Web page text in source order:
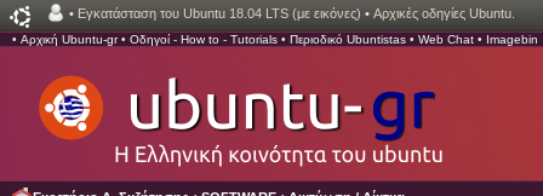
• Εγκατάσταση του Ubuntu 18.04 LTS (με εικόνες) • Αρχικές οδηγίες Ubuntu.
• Αρχική Ubuntu-gr• Οδηγοί - How to - Tutorials • Περιοδικό Ubuntistas • Web Chat • Imagebin